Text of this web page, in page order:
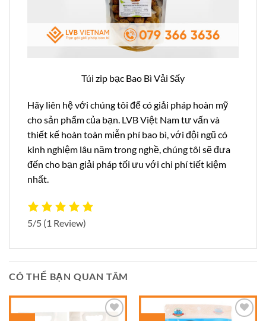
Túi zip bạc Bao Bì Vải Sấy
Hãy liên hệ với chúng tôi để có giải pháp hoàn mỹ
cho sản phẩm của bạn. LVB Việt Nam tư vấn và
thiết kế hoàn toàn miễn phí bao bì, với đội ngũ có
kinh nghiệm lâu năm trong nghề, chúng tôi sẽ đưa
đến cho bạn giải pháp tối ưu với chi phí tiết kiệm
nhất.
5/5 (1 Review)
CÓ THỂ BẠN QUAN TÂM